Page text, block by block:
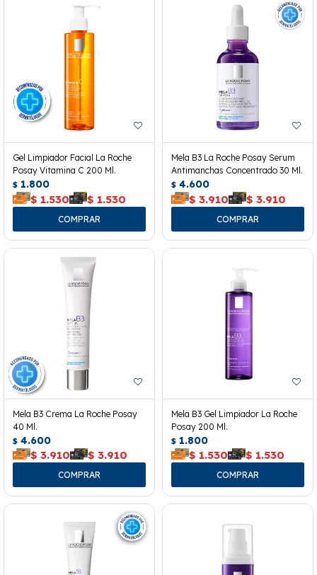
Gel Limpiador Facial La Roche
Posay Vitamina C 200 Ml.
$ 1.800
$ 1.530 $ 1.530
Mela B3 La Roche Posay Serum
Antimanchas Concentrado 30 Ml.
$ 4.600
$ 3.910 $ 3.910
Mela B3 Crema La Roche Posay
40 Ml.
$ 4.600
$ 3.910 $ 3.910
Mela B3 Gel Limpiador La Roche
Posay 200 Ml.
$ 1.800
$ 1.530 $ 1.530